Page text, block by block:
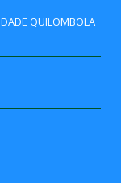
QUILOMBOLA